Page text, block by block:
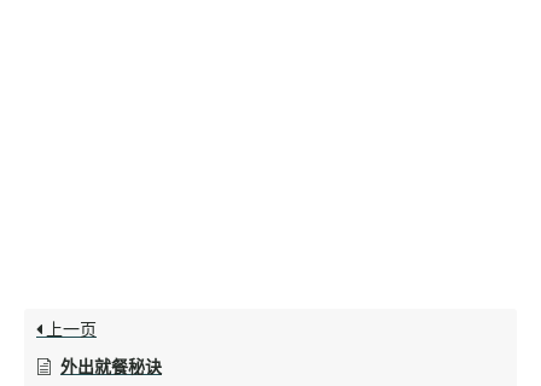
上一页
外出就餐秘诀